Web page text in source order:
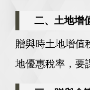
二、土地增
贈與時土地增值
地優惠稅率，要